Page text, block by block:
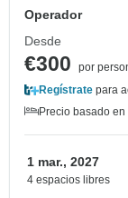
Operador
Desde
€300
por
Regístrate para
Precio basado
1 mar., 2027
4 espacios libres